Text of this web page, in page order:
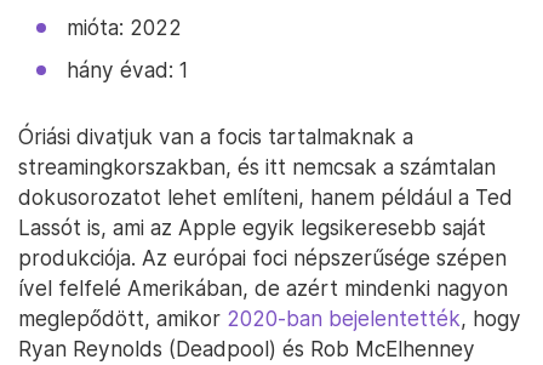
mióta: 2022
hány évad: 1
Óriási divatjuk van a focis tartalmaknak a
streamingkorszakban, és itt nemcsak a számtalan
dokusorozatot lehet említeni, hanem például a Ted
Lassót is, ami az Apple egyik legsikeresebb saját
produkciója. Az európai foci népszerűsége szépen
ível felfelé Amerikában, de azért mindenki nagyon
meglepődött, amikor 2020-ban bejelentették, hogy
Ryan Reynolds (Deadpool) és Rob McElhenney